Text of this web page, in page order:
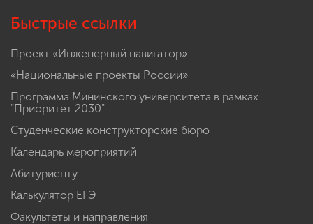
Быстрые ссылки
Проект «Инженерный навигатор»
«Национальные проекты России»
Программа Мининского университета в рамках
"Приоритет 2030"
Студенческие конструкторские бюро
Календарь мероприятий
Абитуриенту
Калькулятор ЕГЭ
Факультеты и направления